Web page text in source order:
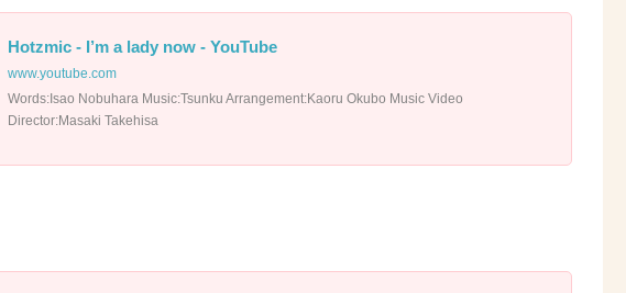
Hotzmic - I’m a lady now - YouTube
www.youtube.com
Words:Isao Nobuhara Music:Tsunku Arrangement:Kaoru Okubo Music Video
Director:Masaki Takehisa